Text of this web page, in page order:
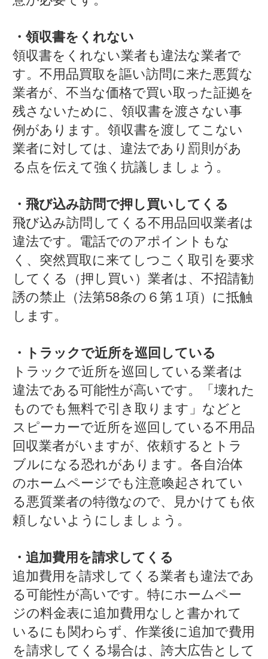
・領収書をくれない
領収書をくれない業者も違法な業者で
す。不用品買取を謳い訪問に来た悪質な
業者が、不当な価格で買い取った証拠を
残さないために、領収書を渡さない事
例があります。領収書を渡してこない
業者に対しては、違法であり罰則があ
る点を伝えて強く抗議しましょう。
・飛び込み訪問で押し買いしてくる
飛び込み訪問してくる不用品回収業者は
違法です。電話でのアポイントもな
く、突然買取に来てしつこく取引を要求
してくる（押し買い）業者は、不招請勧
誘の禁止（法第58条の６第１項）に抵触
します。
・トラックで近所を巡回している
トラックで近所を巡回している業者は
違法である可能性が高いです。「壊れた
ものでも無料で引き取ります」などと
スピーカーで近所を巡回している不用品
回収業者がいますが、依頼するとトラ
ブルになる恐れがあります。各自治体
のホームページでも注意喚起されてい
る悪質業者の特徴なので、見かけても依
頼しないようにしましょう。
・追加費用を請求してくる
追加費用を請求してくる業者も違法であ
る可能性が高いです。特にホームペー
ジの料金表に追加費用なしと書かれて
いるにも関わらず、作業後に追加で費用
を請求してくる場合は、誇大広告として